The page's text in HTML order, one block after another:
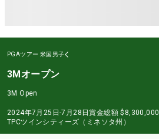
PGAツアー 米国男子
3Mオープン
3M Open
2024年7月25日-7月28日賞金総額 $8,300,000
TPCツインシティーズ（ミネソタ州）